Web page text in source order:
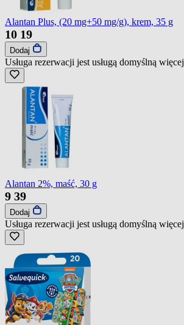
Alantan Plus, (20 mg+50 mg/g), krem, 35 g
10 19
Dodaj
Usługa rezerwacji jest usługą domyślną więcej
Alantan 2%, maść, 30 g
9 39
Dodaj
Usługa rezerwacji jest usługą domyślną więcej